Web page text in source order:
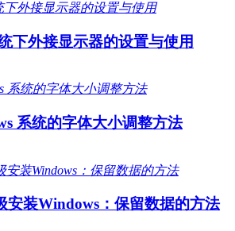
下外接显示器的设置与使用
系统的字体大小调整方法
安装Windows：保留数据的方法​